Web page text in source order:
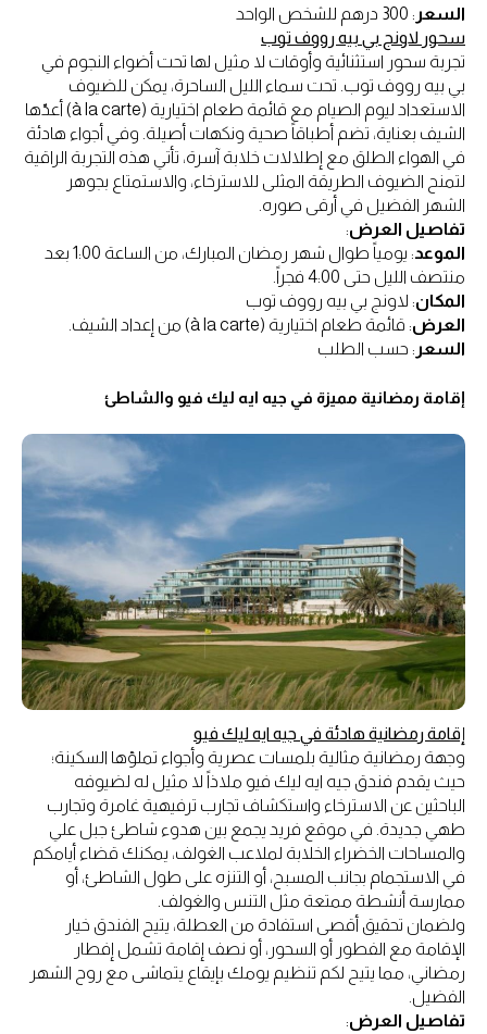
السعر : 300 درهم للشخص الواحد
سحور لاونج بي بيه رووف توب
تجربة سحور استثنائية وأوقات لا مثيل لها تحت أضواء النجوم في
بي بيه رووف توب. تحت سماء الليل الساحرة، يمكن للضيوف
الاستعداد ليوم الصيام مع قائمة طعام اختيارية (à la carte) أعدّها
الشيف بعناية، تضم أطباقاً صحية ونكهات أصيلة. وفي أجواء هادئة
في الهواء الطلق مع إطلالات خلابة آسرة، تأتي هذه التجربة الراقية
لتمنح الضيوف الطريقة المثلى للاسترخاء، والاستمتاع بجوهر
الشهر الفضيل في أرقى صوره.
تفاصيل العرض:
الموعد
: يومياً طوال شهر رمضان المبارك، من الساعة 1:00 بعد
منتصف الليل حتى 4:00 فجراً.
المكان: لاونج بي بيه رووف توب
العرض: قائمة طعام اختيارية (à la carte) من إعداد الشيف.
السعر : حسب الطلب
إقامة رمضانية مميزة في جيه ايه ليك فيو والشاطئ
إقامة رمضانية هادئة في جيه ايه ليك فيو
وجهة رمضانية مثالية بلمسات عصرية وأجواء تملؤها السكينة؛
حيث يقدم فندق جيه ايه ليك فيو ملاذاً لا مثيل له لضيوفه
الباحثين عن الاسترخاء واستكشاف تجارب ترفيهية غامرة وتجارب
طهي جديدة. في موقع فريد يجمع بين هدوء شاطئ جبل علي
والمساحات الخضراء الخلابة لملاعب الغولف، يمكنك قضاء أيامكم
في الاستجمام بجانب المسبح، أو التنزه على طول الشاطئ، أو
ممارسة أنشطة ممتعة مثل التنس والغولف.
ولضمان تحقيق أقصى استفادة من العطلة، يتيح الفندق خيار
الإقامة مع الفطور أو السحور، أو نصف إقامة تشمل إفطار
رمضاني، مما يتيح لكم تنظيم يومك بإيقاع يتماشى مع روح الشهر
الفضيل.
تفاصيل العرض: